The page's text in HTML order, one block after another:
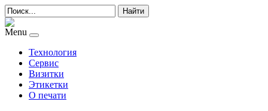
Найти
Menu
Технология
Сервис
Визитки
Этикетки
О печати